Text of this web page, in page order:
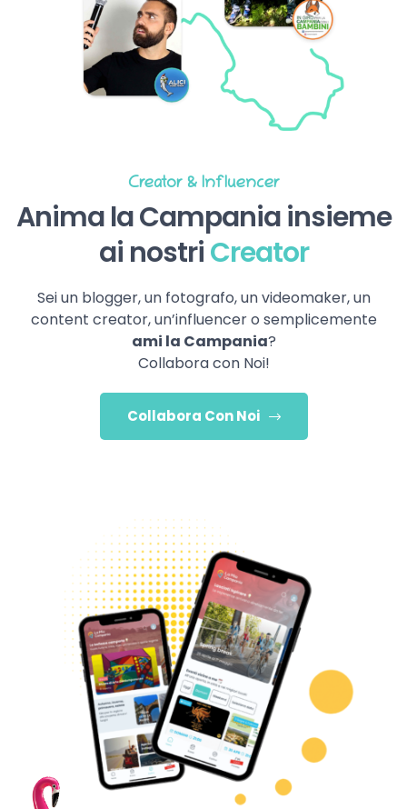
Creator & Influencer
Anima la Campania insieme
ai nostriCreator
Sei un blogger, un fotografo, un videomaker, un
content creator, un’influencer o semplicemente
ami la Campania?
Collabora con Noi!
Collabora Con Noi